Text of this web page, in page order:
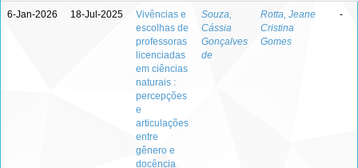
6-Jan-2026 18-Jul-2025
Vivências e
escolhas de
professoras
licenciadas
em ciências
naturais :
percepções
e
articulações
entre
gênero e
docência
Souza,
Cássia
Gonçalves
de
Rotta, Jeane
Cristina
Gomes
-